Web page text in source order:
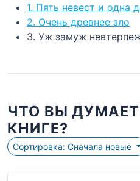
1. Пять невест и одна
2. Очень древнее зло
3. Уж замуж
ЧТО ВЫ
КНИГЕ?
Сортировка: Сначала новые